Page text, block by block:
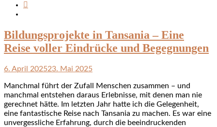
Bildungsprojekte in Tansania – Eine
Reise voller Eindrücke und Begegnungen
6. April 202523. Mai 2025
Manchmal führt der Zufall Menschen zusammen – und
manchmal entstehen daraus Erlebnisse, mit denen man nie
gerechnet hätte. Im letzten Jahr hatte ich die Gelegenheit,
eine fantastische Reise nach Tansania zu machen. Es war eine
unvergessliche Erfahrung, durch die beeindruckenden